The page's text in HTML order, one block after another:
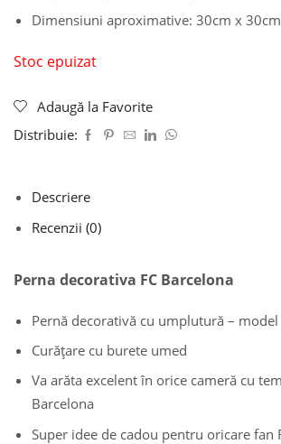
Dimensiuni aproximative: 30cm x 30cm
Stoc epuizat
Adaugă la Favorite
Distribuie:
Descriere
Recenzii (0)
Perna decorativa FC Barcelona
Pernă decorativă cu umplutură –
Curățare cu burete umed
Va arăta excelent în orice cameră cu
Barcelona
Super idee de cadou pentru oricare fan